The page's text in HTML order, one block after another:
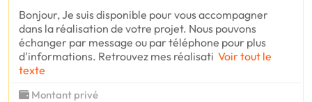
Bonjour, Je suis disponible pour vous accompagner
dans la réalisation de votre projet. Nous pouvons
échanger par message ou par téléphone pour plus
d'informations. Retrouvez mes réalisati Voir tout le
texte
Montant privé